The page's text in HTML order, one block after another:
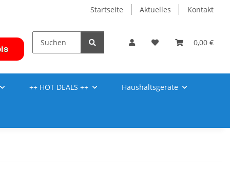
Startseite Aktuelles Kontakt
0,00 €
++ HOT DEALS ++ Haushaltsgeräte